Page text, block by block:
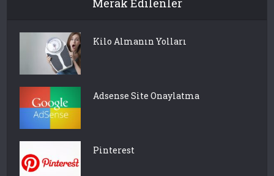
Kilo Almanın Yolları
Adsense Site Onaylatma
Pinterest